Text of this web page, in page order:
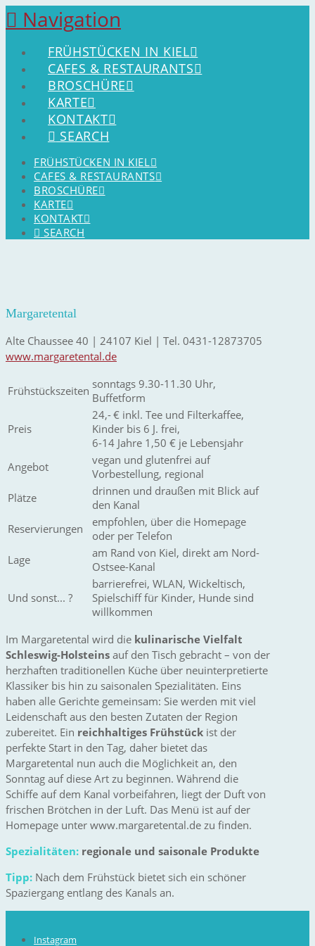
Navigation
FRÜHSTÜCKEN IN KIEL
CAFES & RESTAURANTS
BROSCHÜRE
KARTE
KONTAKT
SEARCH
FRÜHSTÜCKEN IN KIEL
CAFES & RESTAURANTS
BROSCHÜRE
KARTE
KONTAKT
SEARCH
Margaretental
Alte Chaussee 40 | 24107 Kiel | Tel. 0431-12873705
www.margaretental.de
Frühstückszeiten sonntags 9.30-11.30 Uhr,
Buffetform
Preis
24,- € inkl. Tee und Filterkaffee,
Kinder bis 6 J. frei,
6-14 Jahre 1,50 € je Lebensjahr
Angebot
vegan und glutenfrei auf
Vorbestellung, regional
Plätze
drinnen und draußen mit Blick auf
den Kanal
Reservierungen
empfohlen, über die Homepage
oder per Telefon
Lage
am Rand von Kiel, direkt am Nord-
Ostsee-Kanal
Und sonst... ?
barrierefrei, WLAN, Wickeltisch,
Spielschiff für Kinder, Hunde sind
willkommen
Im Margaretental wird die kulinarische Vielfalt
Schleswig-Holsteins auf den Tisch gebracht – von der
herzhaften traditionellen Küche über neuinterpretierte
Klassiker bis hin zu saisonalen Spezialitäten. Eins
haben alle Gerichte gemeinsam: Sie werden mit viel
Leidenschaft aus den besten Zutaten der Region
zubereitet. Ein reichhaltiges Frühstück ist der
perfekte Start in den Tag, daher bietet das
Margaretental nun auch die Möglichkeit an, den
Sonntag auf diese Art zu beginnen. Während die
Schiffe auf dem Kanal vorbeifahren, liegt der Duft von
frischen Brötchen in der Luft. Das Menü ist auf der
Homepage unter www.margaretental.de zu finden.
Spezialitäten: regionale und saisonale Produkte
Tipp: Nach dem Frühstück bietet sich ein schöner
Spaziergang entlang des Kanals an.
Instagram